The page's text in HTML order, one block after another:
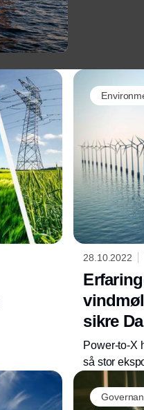
28.10.2022
sikre
PtX
Power-to-X
så stor
vindenergi
dansk side